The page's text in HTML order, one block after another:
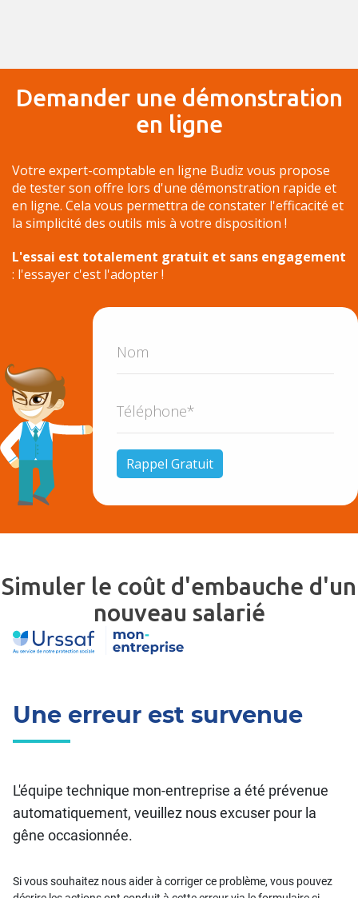
Demander une démonstration
en ligne
Votre expert-comptable en ligne Budiz vous propose
de tester son offre lors d'une démonstration rapide et
en ligne. Cela vous permettra de constater l'efficacité et
la simplicité des outils mis à votre disposition !
L'essai est totalement gratuit et sans engagement
: l'essayer c'est l'adopter !
Simuler le coût d'embauche d'un
nouveau salarié